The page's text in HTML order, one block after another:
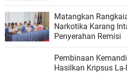
Matangkan
Narkotika Karang
Penyerahan Remisi
Pembinaan
Hasilkan Kripsus